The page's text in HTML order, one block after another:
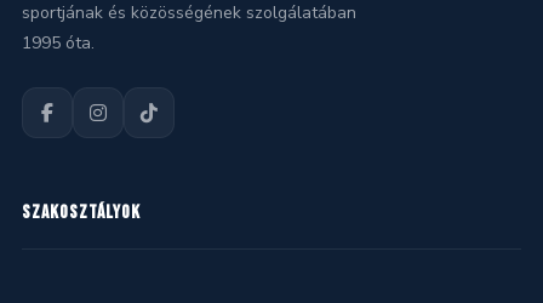
sportjának és közösségének szolgálatában
1995 óta.
SZAKOSZTÁLYOK